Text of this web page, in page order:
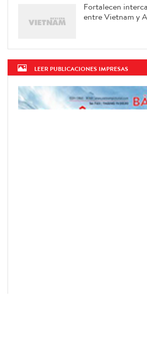
Fortalecen
entre Vietnam y
LEER PUBLICACIONES IMPRESAS